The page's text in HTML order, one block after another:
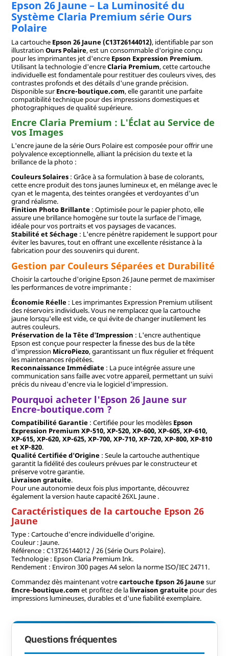
Epson 26 Jaune – La Luminosité du
Système Claria Premium série Ours
Polaire
La cartouche Epson 26 Jaune (C13T26144012), identifiable par son
illustration Ours Polaire, est un consommable d'origine conçu
pour les imprimantes jet d'encre Epson Expression Premium.
Utilisant la technologie d'encreClaria Premium, cette cartouche
individuelle est fondamentale pour restituer des couleurs vives, des
contrastes profonds et des détails d'une grande précision.
Disponible surEncre-boutique.com, elle garantit une parfaite
compatibilité technique pour des impressions domestiques et
photographiques de qualité supérieure.
Encre Claria Premium : L'Éclat au Service de
vos Images
L'encre jaune de la série Ours Polaire est composée pour offrir une
polyvalence exceptionnelle, alliant la précision du texte et la
brillance de la photo :
Couleurs Solaires: Grâce à sa formulation à base de colorants,
cette encre produit des tons jaunes lumineux et, en mélange avec le
cyan et le magenta, des teintes orangées et verdoyantes d'un
grand réalisme.
Finition Photo Brillante: Optimisée pour le papier photo, elle
assure une brillance homogène sur toute la surface de l'image,
idéale pour vos portraits et vos paysages de vacances.
Stabilité et Séchage: L'encre pénètre rapidement le support pour
éviter les bavures, tout en offrant une excellente résistance à la
fabrication pour des souvenirs qui durent.
Gestion par Couleurs Séparées et Durabilité
Choisir la cartouche d'origine Epson 26 Jaune permet de maximiser
les performances de votre imprimante :
Économie Réelle: Les imprimantes Expression Premium utilisent
des réservoirs individuels. Vous ne remplacez que la cartouche
jaune lorsqu'elle est vide, ce qui évite de changer inutilement les
autres couleurs.
Préservation de la Tête d'Impression : L'encre authentique
Epson est conçue pour respecter la finesse des bus de la tête
d'impression MicroPiezo, garantissant un flux régulier et fréquent
les maintenances répétées.
Reconnaissance Immédiate: La puce intégrée assure une
communication sans faille avec votre appareil, permettant un suivi
précis du niveau d'encre via le logiciel d'impression.
Pourquoi acheter l'Epson 26 Jaune sur
Encre-boutique.com ?
Compatibilité Garantie: Certifiée pour les modèles Epson
Expression Premium XP-510, XP-520, XP-600, XP-605, XP-610,
XP-615, XP-620, XP-625, XP-700, XP-710, XP-720, XP-800, XP-810
et XP-820.
Qualité Certifiée d'Origine: Seule la cartouche authentique
garantit la fidélité des couleurs prévues par le constructeur et
préserve votre garantie.
Livraison gratuite.
Pour une autonomie deux fois plus importante, découvrez
également la version haute capacité 26XL Jaune .
Caractéristiques de la cartouche Epson 26
Jaune
Type : Cartouche d'encre individuelle d'origine.
Couleur : Jaune.
Référence : C13T26144012 / 26 (Série Ours Polaire).
Technologie : Epson Claria Premium Ink.
Rendement : Environ 300 pages A4 selon la norme ISO/IEC 24711.
Commandez dès maintenant votrecartouche Epson 26 Jaunesur
Encre-boutique.com et profitez de la livraison gratuitepour des
impressions lumineuses, durables et d'une fiabilité exemplaire.
Questions fréquentes